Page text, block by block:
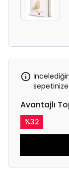
Avantajlı
%32